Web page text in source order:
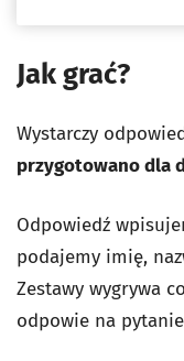
Jak grać?
Wystarczy
przygotowano dla
Odpowiedź
podajemy imię,
Zestawy wygrywa
odpowie na